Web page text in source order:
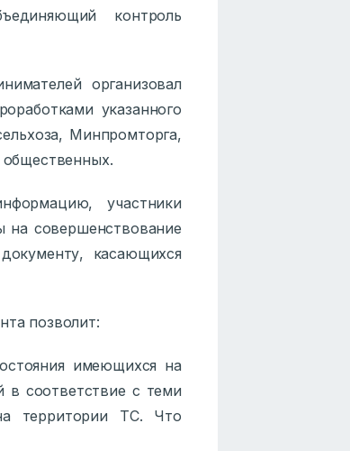
контроль
организовал
указанного
Минпромторга,
участники
на совершенствование
касающихся
позволит:
имеющихся на
в соответствие с теми
территории ТС. Что